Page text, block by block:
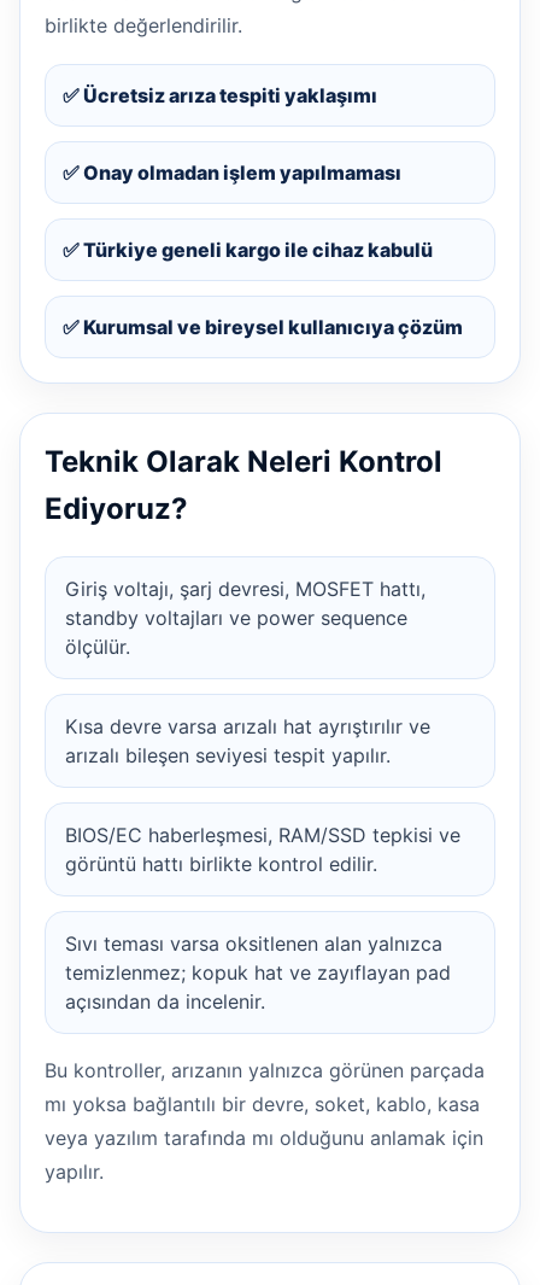
birlikte değerlendirilir.
✅ Ücretsiz arıza tespiti yaklaşımı
✅ Onay olmadan işlem yapılmaması
✅ Türkiye geneli kargo ile cihaz kabulü
✅ Kurumsal ve bireysel kullanıcıya çözüm
Teknik Olarak Neleri Kontrol
Ediyoruz?
Giriş voltajı, şarj devresi, MOSFET hattı,
standby voltajları ve power sequence
ölçülür.
Kısa devre varsa arızalı hat ayrıştırılır ve
arızalı bileşen seviyesi tespit yapılır.
BIOS/EC haberleşmesi, RAM/SSD tepkisi ve
görüntü hattı birlikte kontrol edilir.
Sıvı teması varsa oksitlenen alan yalnızca
temizlenmez; kopuk hat ve zayıflayan pad
açısından da incelenir.
Bu kontroller, arızanın yalnızca görünen parçada
mı yoksa bağlantılı bir devre, soket, kablo, kasa
veya yazılım tarafında mı olduğunu anlamak için
yapılır.